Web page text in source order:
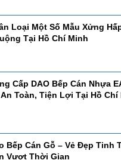
Loại Một Số Mẫu Xửng
Tại Hồ Chí Minh
Cấp DAO Bếp Cán Nhựa
An Toàn, Tiện Lợi Tại Hồ Chí
Bếp Cán Gỗ – Vẻ Đẹp Tinh
Vượt Thời Gian